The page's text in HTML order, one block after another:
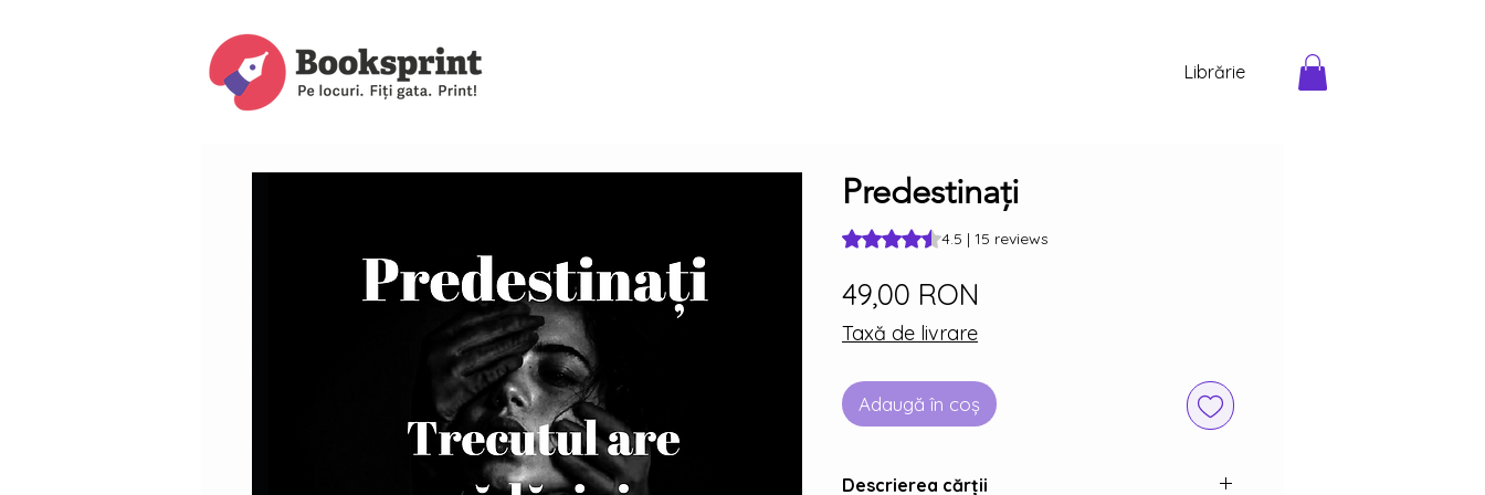
Librărie
Predestinați
Rating is 4.5 out of five stars based on 15 reviews
4.5 | 15 reviews
49,00 RON
Taxă de livrare
Adaugă în coș
Descrierea cărții